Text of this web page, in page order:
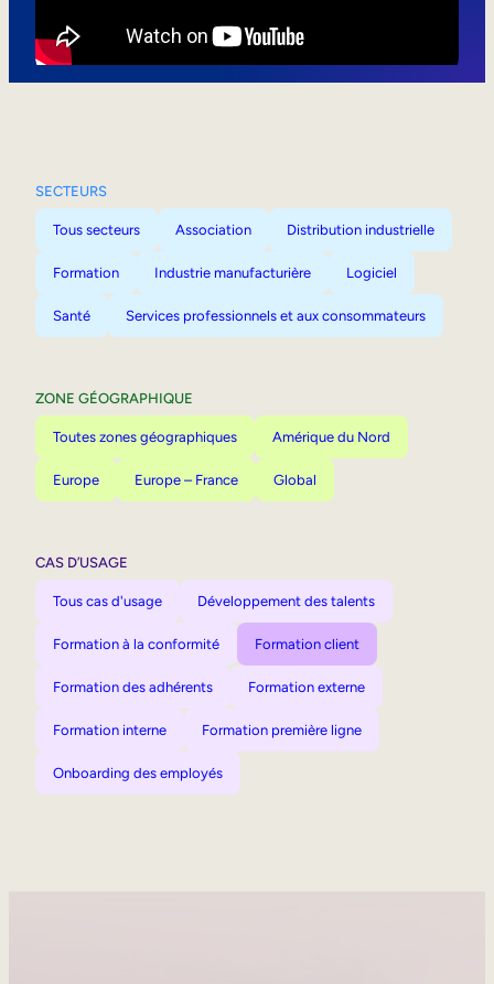
SECTEURS
Tous secteurs Association Distribution industrielle
Formation Industrie manufacturière Logiciel
Santé Services professionnels et aux consommateurs
ZONE GÉOGRAPHIQUE
Toutes zones géographiques Amérique du Nord
Europe Europe – France Global
CAS D’USAGE
Tous cas d'usage Développement des talents
Formation à la conformité Formation client
Formation des adhérents Formation externe
Formation interne Formation première ligne
Onboarding des employés